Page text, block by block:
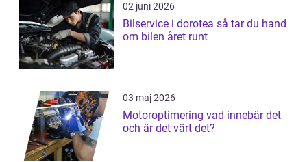
02 juni 2026
Bilservice i dorotea så tar du hand
om bilen året runt
03 maj 2026
Motoroptimering vad innebär det
och är det värt det?